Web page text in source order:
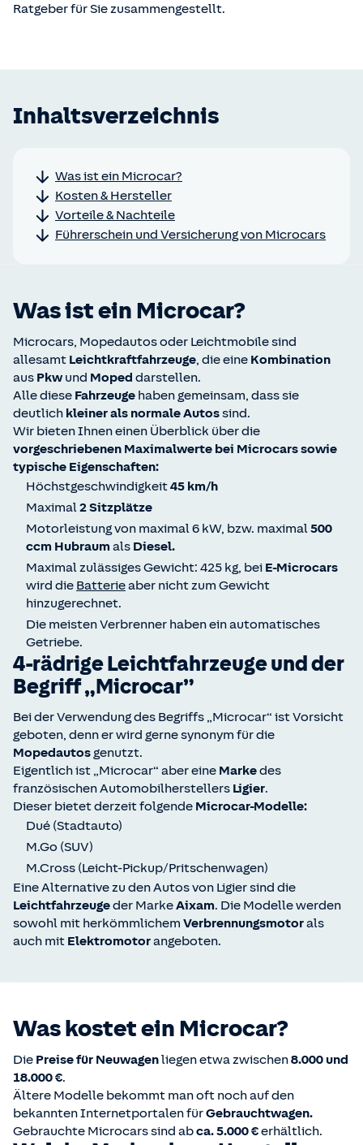
Ratgeber für Sie zusammengestellt.
Inhaltsverzeichnis
Was ist ein Microcar?
Kosten & Hersteller
Vorteile & Nachteile
Führerschein und Versicherung von Microcars
Was ist ein Microcar?
Microcars, Mopedautos oder Leichtmobile sind
allesamt Leichtkraftfahrzeuge, die eine Kombination
aus Pkw und Moped darstellen.
Alle diese Fahrzeuge haben gemeinsam, dass sie
deutlich kleiner als normaleAutossind.
Wir bieten Ihnen einen Überblick über die
vorgeschriebenen Maximalwerte bei Microcars sowie
typische Eigenschaften:
Höchstgeschwindigkeit45 km/h
Maximal 2 Sitzplätze
Motorleistung von maximal 6 kW, bzw. maximal 500
ccm Hubraum als Diesel.
Maximal zulässiges Gewicht: 425 kg, bei E-Microcars
wird die Batterieaber nicht zum Gewicht
hinzugerechnet.
Die meisten Verbrenner haben ein automatisches
Getriebe.
4-rädrige Leichtfahrzeuge und der
Begriff „Microcar”
Bei der Verwendung des Begriffs „Microcar“ ist Vorsicht
geboten, denn er wird gerne synonym für die
Mopedautos genutzt.
Eigentlich ist „Microcar“ aber eine Markedes
französischen Automobilherstellers Ligier.
Dieser bietet derzeit folgende Microcar-Modelle:
Dué (Stadtauto)
M.Go (SUV)
M.Cross (Leicht-Pickup/Pritschenwagen)
Eine Alternative zu den Autos von Ligier sind die
Leichtfahrzeugeder MarkeAixam. Die Modelle werden
sowohl mit herkömmlichem Verbrennungsmotorals
auch mit Elektromotorangeboten.
Was kostet ein Microcar?
Die Preise für Neuwagenliegen etwa zwischen8.000 und
18.000 €.
Ältere Modelle bekommt man oft noch auf den
bekannten Internetportalen fürGebrauchtwagen.
Gebrauchte Microcars sind abca. 5.000 €erhältlich.